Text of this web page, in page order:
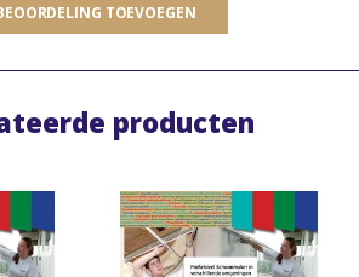
TOEVOEGEN
producten